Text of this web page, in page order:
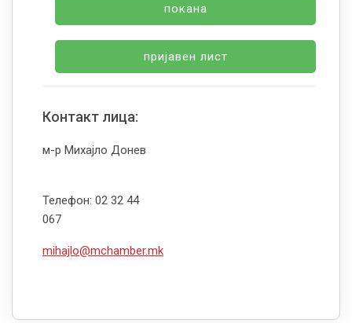
покана
пријавен лист
Контакт лица:
м-р Михајло Донев
Телефон: 02 32 44
067
mihajlo@mchamber.mk